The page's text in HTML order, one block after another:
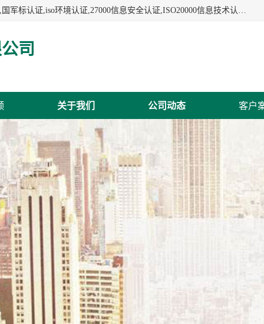
杭州贝安企业管理有限公司:iso咨询,杭州ISO认证,iso认证咨询,国军标认证,iso环境认证,27000信息安全认证,ISO20000信息技术认证,口罩检测报告,32610检测报告,CCRC认证,ISO50001认证,ITSS认证,两化融合认证,出口口罩检测报告等认证代理服务,本公司有近10年的体系咨询经验,能业务覆盖范围南到海南三亚北到新疆阿克苏.
司
关于我们 公司动态 客户